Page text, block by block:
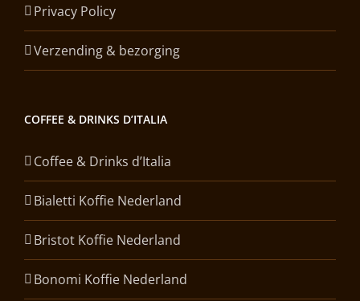
Privacy Policy
Verzending & bezorging
COFFEE & DRINKS D’ITALIA
Coffee & Drinks d’Italia
Bialetti Koffie Nederland
Bristot Koffie Nederland
Bonomi Koffie Nederland